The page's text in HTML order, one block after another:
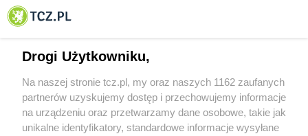
© 2001-2026 Tczew - TCZ.PL Sp. z o.o. Internetowy Serwis Informacyjny Miasta
Drogi Użytkowniku,
Na naszej stronie tcz.pl, my oraz naszych 1162 zaufanych
partnerów uzyskujemy dostęp i przechowujemy informacje
na urządzeniu oraz przetwarzamy dane osobowe, takie jak
unikalne identyfikatory, standardowe informacje wysyłane